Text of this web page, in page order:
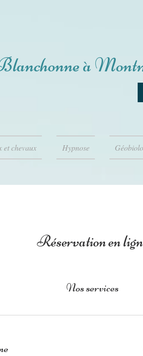
à
et chevaux Hypnose
Réservation en
Nos services